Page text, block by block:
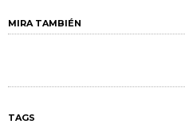
MIRA TAMBIÉN
TAGS